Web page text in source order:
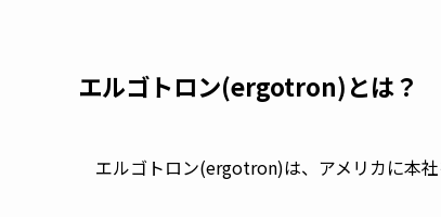
エルゴトロン(ergotron)とは？
エルゴトロン(ergotron)は、アメリカに本